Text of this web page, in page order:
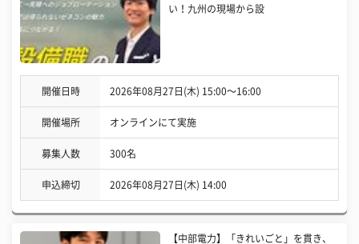
い！九州の現場から設
開催日時 2026年08月27日(木) 15:00〜16:00
開催場所 オンラインにて実施
募集人数 300名
申込締切 2026年08月27日(木) 14:00
【中部電力】「きれいごと」を貫き、